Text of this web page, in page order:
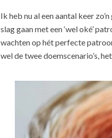
Ik heb nu al een aantal keer
slag gaan met een ‘wel oké’
wachten op hét perfecte
wel de twee doemscenario’s,